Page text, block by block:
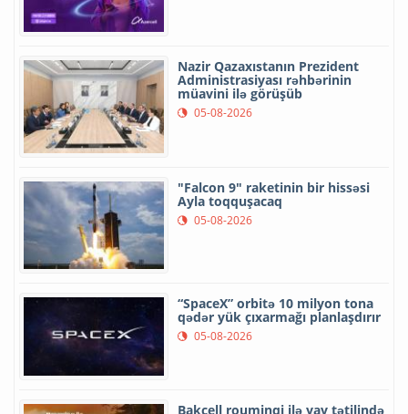
Nazir Qazaxıstanın Prezident
Administrasiyası rəhbərinin
müavini ilə görüşüb
05-08-2026
"Falcon 9" raketinin bir hissəsi
Ayla toqquşacaq
05-08-2026
“SpaceX” orbitə 10 milyon tona
qədər yük çıxarmağı planlaşdırır
05-08-2026
Bakcell rouminqi ilə yay tətilində